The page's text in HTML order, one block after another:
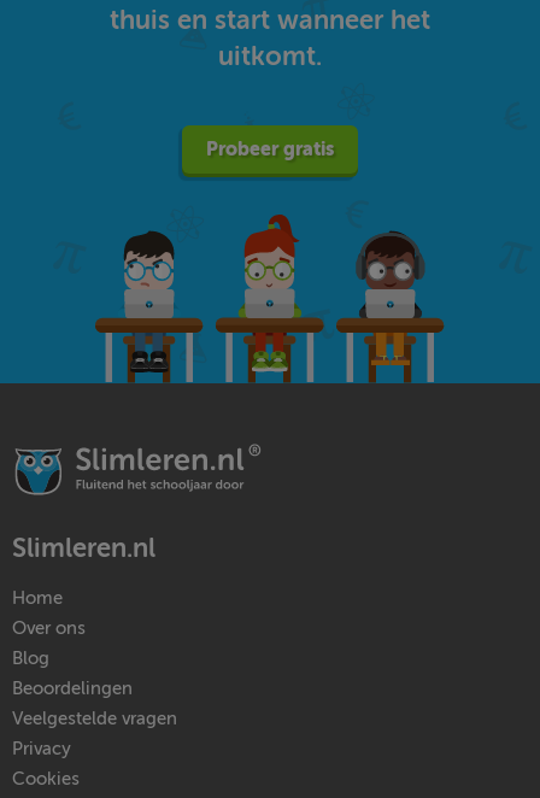
thuis en start wanneer het
uitkomt.
Probeer gratis
Slimleren.nl
Home
Over ons
Blog
Beoordelingen
Veelgestelde vragen
Privacy
Cookies